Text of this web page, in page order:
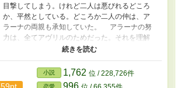
目撃してしまう。けれど二人は悪びれるどころ
か、平然としている。どころか二人の仲は、ア
ラーナの両親も承知していた。 アラーナの努
力は、全てアヴリルのためだった。それを理解
してしまったアラーナは、糸が切れたように、
頑張れなくなってしまう。でも、頑張れないア
ラーナに、居場所はない。 アラーナは自害を
決意し、実行する。だが、それを知った家族の
小説 1,762 位 / 228,726件
恋愛 996